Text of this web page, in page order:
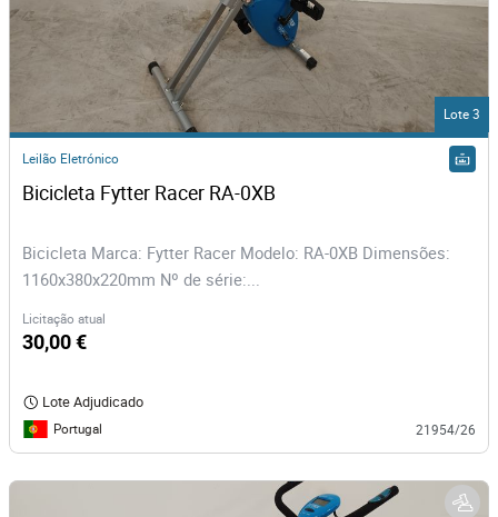
Lote 3
Leilão Eletrónico
Bicicleta Fytter Racer RA-0XB
Bicicleta Marca: Fytter Racer Modelo: RA-0XB Dimensões:
1160x380x220mm Nº de série:...
Licitação atual
30,00 €
Lote Adjudicado
Portugal 21954/26